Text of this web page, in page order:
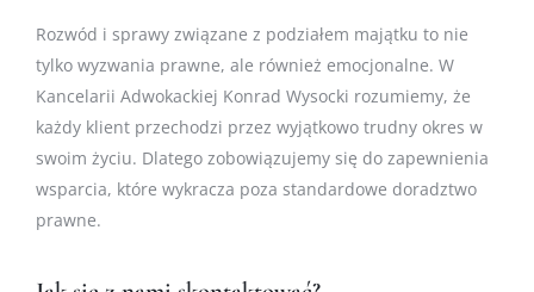
Rozwód i sprawy związane z podziałem majątku to nie
tylko wyzwania prawne, ale również emocjonalne. W
Kancelarii Adwokackiej Konrad Wysocki rozumiemy, że
każdy klient przechodzi przez wyjątkowo trudny okres w
swoim życiu. Dlatego zobowiązujemy się do zapewnienia
wsparcia, które wykracza poza standardowe doradztwo
prawne.